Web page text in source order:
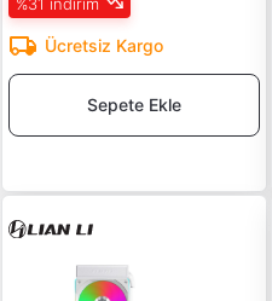
Ücretsiz Kargo
Sepete Ekle